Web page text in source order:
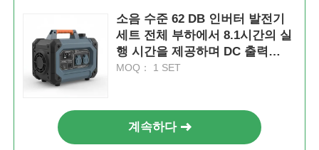
소음 수준 62 DB 인버터 발전기
세트 전체 부하에서 8.1시간의 실
행 시간을 제공하며 DC 출력
DC12V 5A 이동용 전원 공급
MOQ： 1 SET
계속하다